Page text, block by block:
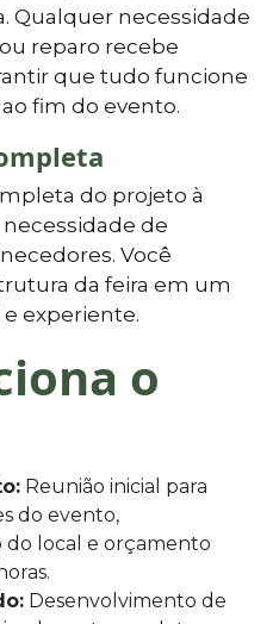
Qualquer necessidade
reparo recebe
que tudo funcione
fim do evento.
do projeto à
de
Você
da feira em um
experiente.
o
Reunião inicial para
do evento,
do local e orçamento
Desenvolvimento de